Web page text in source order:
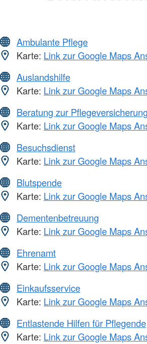
Ambulante Pflege
Karte: Link zur Google Maps
Auslandshilfe
Karte: Link zur Google Maps
Beratung zur Pflegeversicherung
Karte: Link zur Google Maps
Besuchsdienst
Karte: Link zur Google Maps
Blutspende
Karte: Link zur Google Maps
Dementenbetreuung
Karte: Link zur Google Maps
Ehrenamt
Karte: Link zur Google Maps
Einkaufsservice
Karte: Link zur Google Maps
Entlastende Hilfen für Pflegende
Karte: Link zur Google Maps